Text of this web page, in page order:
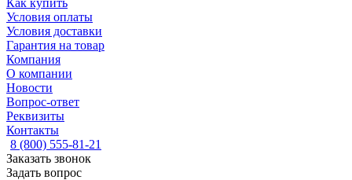
Как купить
Условия оплаты
Условия доставки
Гарантия на товар
Компания
О компании
Новости
Вопрос-ответ
Реквизиты
Контакты
8 (800) 555-81-21
Заказать звонок
Задать вопрос